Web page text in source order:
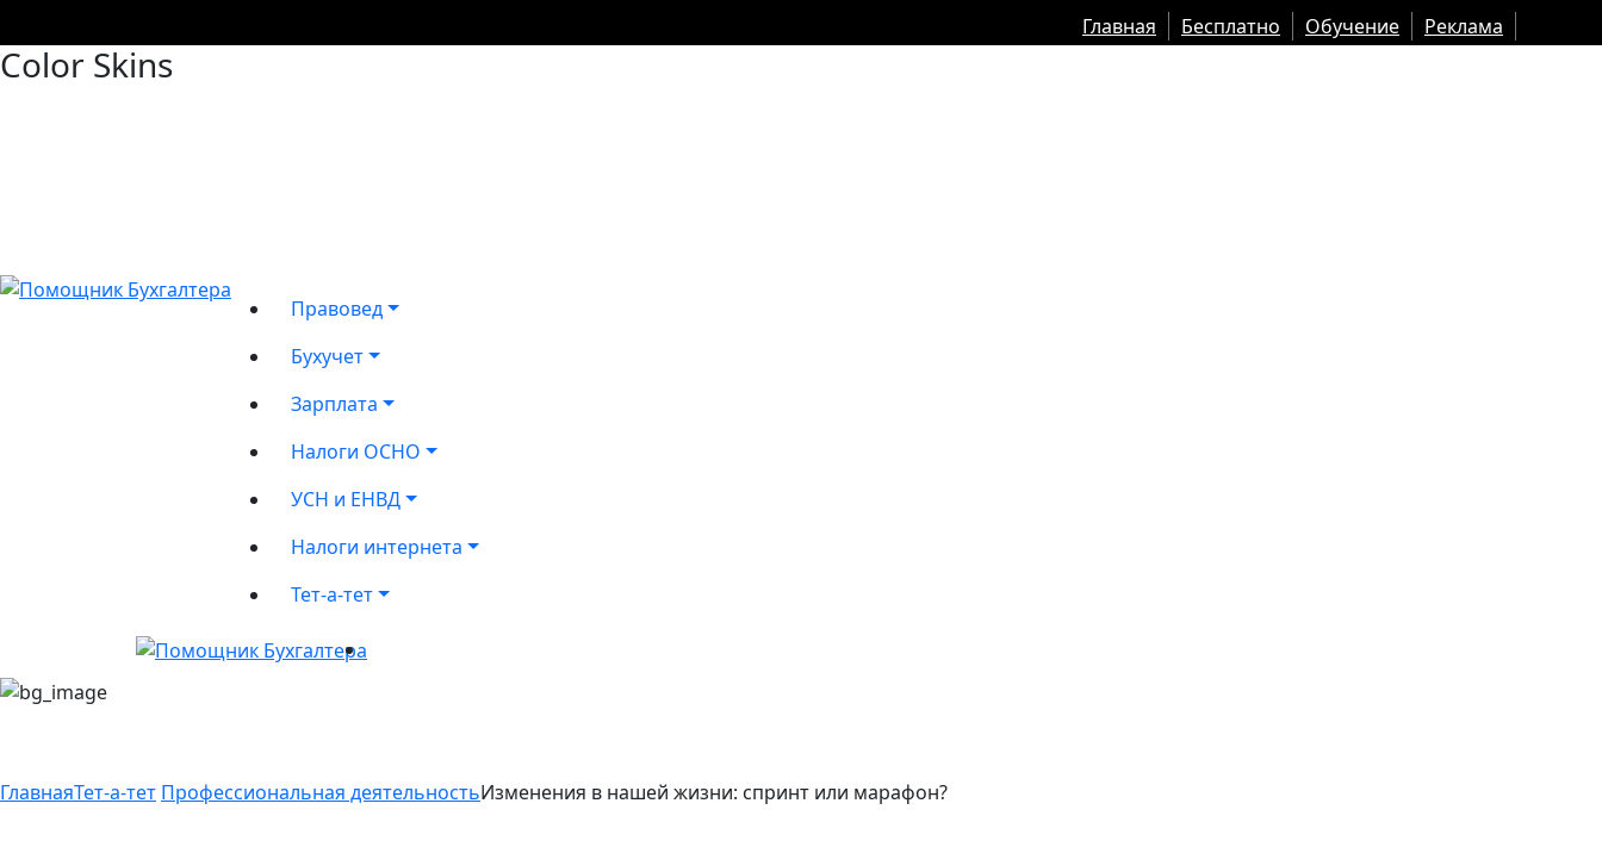
Главная Бесплатно Обучение Реклама
Color Skins
Правовед
Бухучет
Зарплата
Налоги ОСНО
УСН и ЕНВД
Налоги интернета
Тет-а-тет
ГлавнаяТет-а-тет Профессиональная деятельностьИзменения в нашей жизни: спринт или марафон?